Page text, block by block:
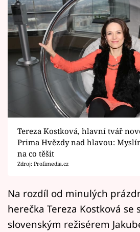
Seriály
Horoskopy
Sledujte prima+
Filmový festival Karlovy
Mámy sobě
Přihlášení
Sledujte nás
Tereza Kostková, hlavní tvář
Prima Hvězdy nad hlavou:
na co těšit
Zdroj: Profimedia.cz
Na rozdíl od minulých
herečka Tereza Kostková se
slovenským režisérem